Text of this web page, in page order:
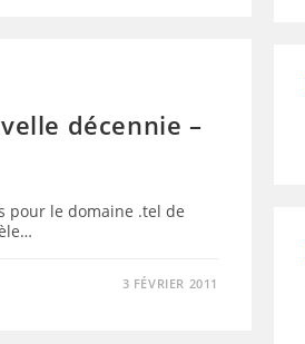
décennie –
pour le domaine .tel de
3 FÉVRIER 2011